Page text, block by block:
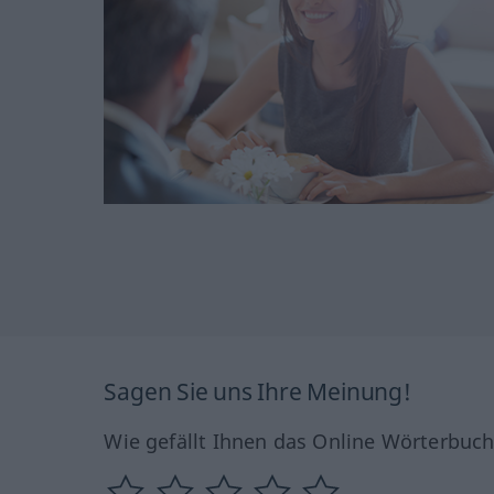
Sagen Sie uns Ihre Meinung!
Wie gefällt Ihnen das Online